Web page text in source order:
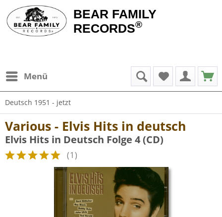
BEAR FAMILY
RECORDS®
Menü
Deutsch 1951 - jetzt
Various - Elvis Hits in deutsch
Elvis Hits in Deutsch Folge 4 (CD)
(1)